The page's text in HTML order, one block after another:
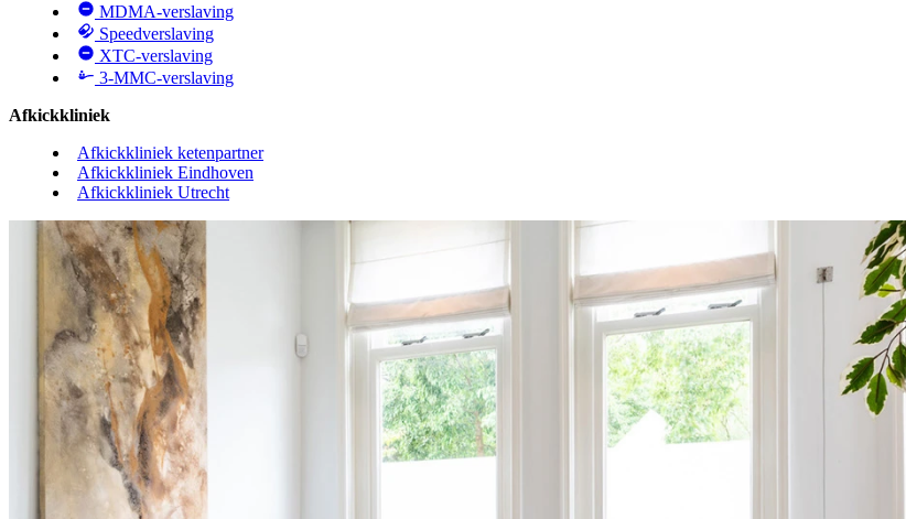
MDMA-verslaving
Speedverslaving
XTC-verslaving
3-MMC-verslaving
Afkickkliniek
Afkickkliniek ketenpartner
Afkickkliniek Eindhoven
Afkickkliniek Utrecht